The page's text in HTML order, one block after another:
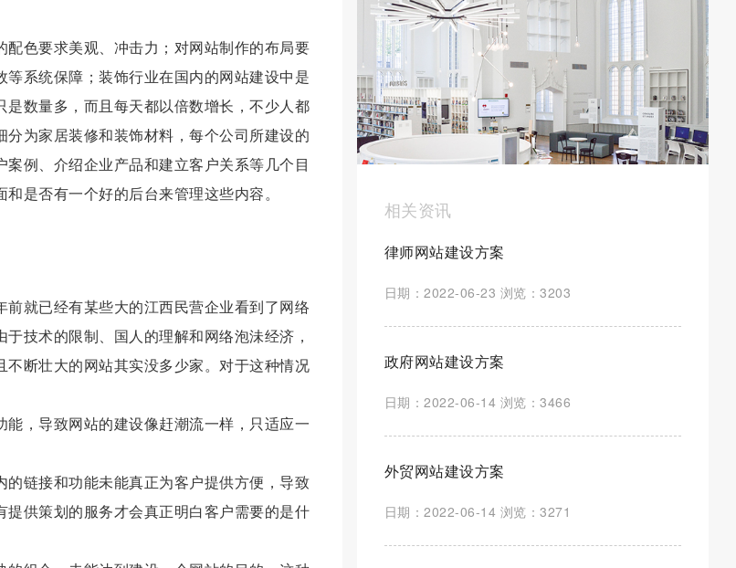
色要求美观、冲击力；对网站制作的布局要
系统保障；装饰行业在国内的网站建设中是
数量多，而且每天都以倍数增长，不少人都
为家居装修和装饰材料，每个公司所建设的
例、介绍企业产品和建立客户关系等几个目
是否有一个好的后台来管理这些内容。
就已经有某些大的江西民营企业看到了网络
技术的限制、国人的理解和网络泡沬经济，
断壮大的网站其实没多少家。对于这种情况
，导致网站的建设像赶潮流一样，只适应一
链接和功能未能真正为客户提供方便，导致
供策划的服务才会真正明白客户需要的是什
相关资讯
律师网站建设方案
日期：2022-06-23 浏览：3203
政府网站建设方案
日期：2022-06-14 浏览：3466
外贸网站建设方案
日期：2022-06-14 浏览：3271